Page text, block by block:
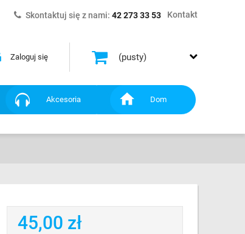
Kontakt
Skontaktuj się z nami: 42 273 33 53
(pusty)
Zaloguj się
Akcesoria Dom
45,00 zł